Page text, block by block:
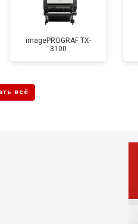
imagePROGRAF TX-
3100